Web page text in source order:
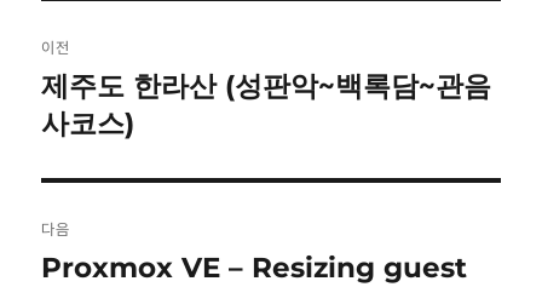
탐
색
이전
이
전
제주도 한라산 (성판악~백록담~관음
사코스)
다음
다
Proxmox VE – Resizing guest